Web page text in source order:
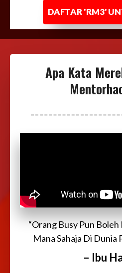
DAFTAR 'RM3'
Apa Kata
“Orang Busy Pun
Mana Sahaja Di Dunia
– Ibu